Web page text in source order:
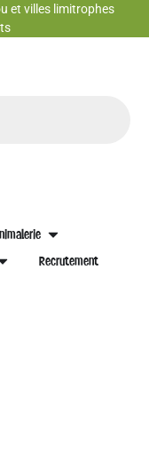
et villes limitrophes
Recrutement